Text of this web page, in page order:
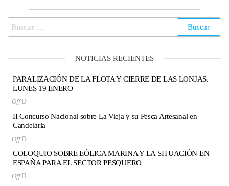
NOTICIAS RECIENTES
PARALIZACIÓN DE LA FLOTA Y CIERRE DE LAS LONJAS.
LUNES 19 ENERO
Off
II Concurso Nacional sobre La Vieja y su Pesca Artesanal en
Candelaria
Off
COLOQUIO SOBRE EÓLICA MARINA Y LA SITUACIÓN EN
ESPAÑA PARA EL SECTOR PESQUERO
Off